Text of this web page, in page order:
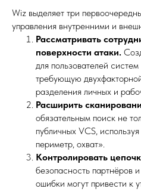
Wiz выделяет три
управления внутренними и
Рассматривать
поверхности атаки.
для пользователей
требующую
разделения личных и
Расширить
обязательным поиск не
публичных VCS,
периметр, охват».
Контролировать
безопасность партнёров
ошибки могут привести к